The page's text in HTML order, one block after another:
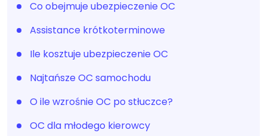
Co obejmuje ubezpieczenie OC
Assistance krótkoterminowe
Ile kosztuje ubezpieczenie OC
Najtańsze OC samochodu
O ile wzrośnie OC po stłuczce?
OC dla młodego kierowcy